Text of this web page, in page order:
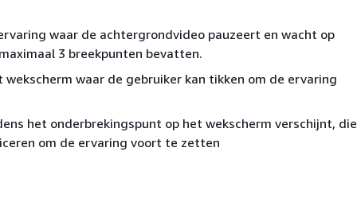
waar de achtergrondvideo pauzeert en wacht op
3 breekpunten bevatten.
waar de gebruiker kan tikken om de ervaring
het onderbrekingspunt op het wekscherm verschijnt, die
om de ervaring voort te zetten